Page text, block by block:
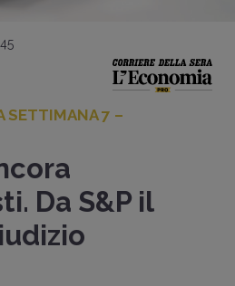
SETTIMANA 7 –
Da S&P il